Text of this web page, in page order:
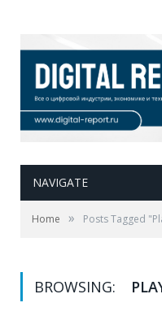
NAVIGATE
Home » Posts Tagged
BROWSING: